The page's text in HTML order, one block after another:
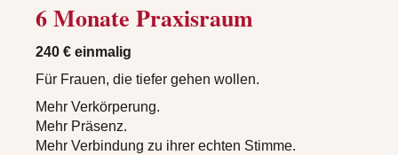
6 Monate Praxisraum
240 € einmalig
Für Frauen, die tiefer gehen wollen.
Mehr Verkörperung.
Mehr Präsenz.
Mehr Verbindung zu ihrer echten Stimme.